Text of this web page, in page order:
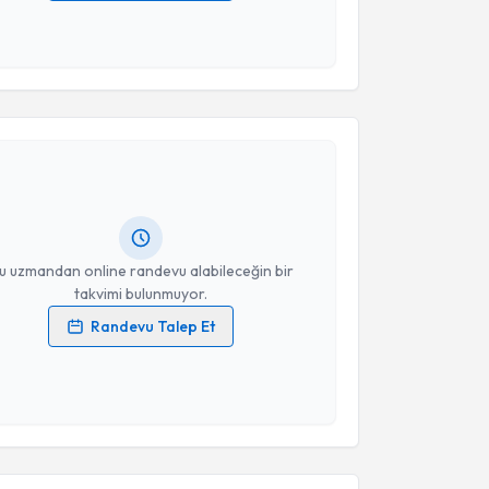
Takvim Talebini Gönder
uzmandan online randevu alabileceğin bir
takvimi bulunmuyor.
Randevu Talep Et
verilerimin işlenmesine ilişkinAydınlatma Metni